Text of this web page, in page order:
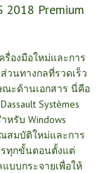
Premium
รื่องมือใหม่และการ
นทางกลที่รวดเร็ว
ะด้านเอกสาร นี่คือ
Systèmes
ำหรับ Windows
สมบัติใหม่และการ
ทุกขั้นตอนตั้งแต่
บบกระจายเพื่อให้